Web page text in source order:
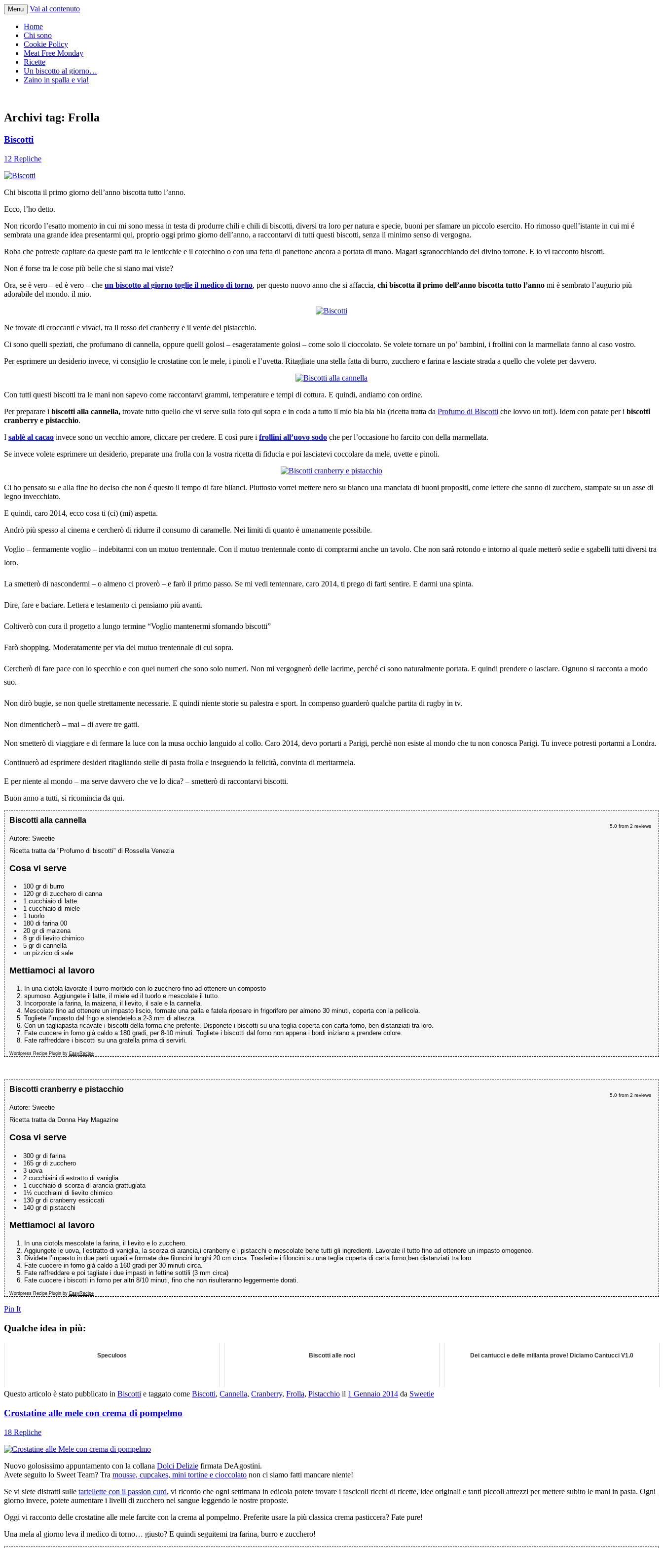
Menu Vai al contenuto
Home
Chi sono
Cookie Policy
Meat Free Monday
Ricette
Un biscotto al giorno…
Zaino in spalla e via!
Archivi tag: Frolla
Biscotti
12 Repliche
Chi biscotta il primo giorno dell’anno biscotta tutto l’anno.
Ecco, l’ho detto.
Non ricordo l’esatto momento in cui mi sono messa in testa di produrre chili e chili di biscotti, diversi tra loro per natura e specie, buoni per sfamare un piccolo esercito. Ho rimosso quell’istante in cui mi é
sembrata una grande idea presentarmi qui, proprio oggi primo giorno dell’anno, a raccontarvi di tutti questi biscotti, senza il minimo senso di vergogna.
Roba che potreste capitare da queste parti tra le lenticchie e il cotechino o con una fetta di panettone ancora a portata di mano. Magari sgranocchiando del divino torrone. E io vi racconto biscotti.
Non é forse tra le cose più belle che si siano mai viste?
Ora, se è vero – ed è vero – che un biscotto al giorno toglie il medico di torno, per questo nuovo anno che si affaccia, chi biscotta il primo dell’anno biscotta tutto l’anno mi è sembrato l’augurio più
adorabile del mondo. il mio.
Ne trovate di croccanti e vivaci, tra il rosso dei cranberry e il verde del pistacchio.
Ci sono quelli speziati, che profumano di cannella, oppure quelli golosi – esageratamente golosi – come solo il cioccolato. Se volete tornare un po’ bambini, i frollini con la marmellata fanno al caso vostro.
Per esprimere un desiderio invece, vi consiglio le crostatine con le mele, i pinoli e l’uvetta. Ritagliate una stella fatta di burro, zucchero e farina e lasciate strada a quello che volete per davvero.
Con tutti questi biscotti tra le mani non sapevo come raccontarvi grammi, temperature e tempi di cottura. E quindi, andiamo con ordine.
Per preparare i biscotti alla cannella, trovate tutto quello che vi serve sulla foto qui sopra e in coda a tutto il mio bla bla bla (ricetta tratta da Profumo di Biscotti che lovvo un tot!). Idem con patate per i biscotti
cranberry e pistacchio.
I sablè al cacao invece sono un vecchio amore, cliccare per credere. E così pure i frollini all’uovo sodo che per l’occasione ho farcito con della marmellata.
Se invece volete esprimere un desiderio, preparate una frolla con la vostra ricetta di fiducia e poi lasciatevi coccolare da mele, uvette e pinoli.
Ci ho pensato su e alla fine ho deciso che non é questo il tempo di fare bilanci. Piuttosto vorrei mettere nero su bianco una manciata di buoni propositi, come lettere che sanno di zucchero, stampate su un asse di
legno invecchiato.
E quindi, caro 2014, ecco cosa ti (ci) (mi) aspetta.
Andrò più spesso al cinema e cercherò di ridurre il consumo di caramelle. Nei limiti di quanto è umanamente possibile.
Voglio – fermamente voglio – indebitarmi con un mutuo trentennale. Con il mutuo trentennale conto di comprarmi anche un tavolo. Che non sarà rotondo e intorno al quale metterò sedie e sgabelli tutti diversi tra
loro.
La smetterò di nascondermi – o almeno ci proverò – e farò il primo passo. Se mi vedi tentennare, caro 2014, ti prego di farti sentire. E darmi una spinta.
Dire, fare e baciare. Lettera e testamento ci pensiamo più avanti.
Coltiverò con cura il progetto a lungo termine “Voglio mantenermi sfornando biscotti”
Farò shopping. Moderatamente per via del mutuo trentennale di cui sopra.
Cercherò di fare pace con lo specchio e con quei numeri che sono solo numeri. Non mi vergognerò delle lacrime, perché ci sono naturalmente portata. E quindi prendere o lasciare. Ognuno si racconta a modo
suo.
Non dirò bugie, se non quelle strettamente necessarie. E quindi niente storie su palestra e sport. In compenso guarderò qualche partita di rugby in tv.
Non dimenticherò – mai – di avere tre gatti.
Non smetterò di viaggiare e di fermare la luce con la musa occhio languido al collo. Caro 2014, devo portarti a Parigi, perchè non esiste al mondo che tu non conosca Parigi. Tu invece potresti portarmi a Londra.
Continuerò ad esprimere desideri ritagliando stelle di pasta frolla e inseguendo la felicità, convinta di meritarmela.
E per niente al mondo – ma serve davvero che ve lo dica? – smetterò di raccontarvi biscotti.
Buon anno a tutti, si ricomincia da qui.
5.0from 2 reviews
Biscotti alla cannella
Autore: Sweetie
Ricetta tratta da "Profumo di biscotti" di Rossella Venezia
Cosa vi serve
100 gr di burro
120 gr di zucchero di canna
1 cucchiaio di latte
1 cucchiaio di miele
1 tuorlo
180 di farina 00
20 gr di maizena
8 gr di lievito chimico
5 gr di cannella
un pizzico di sale
Mettiamoci al lavoro
In una ciotola lavorate il burro morbido con lo zucchero fino ad ottenere un composto
spumoso. Aggiungete il latte, il miele ed il tuorlo e mescolate il tutto.
Incorporate la farina, la maizena, il lievito, il sale e la cannella.
Mescolate fino ad ottenere un impasto liscio, formate una palla e fatela riposare in frigorifero per almeno 30 minuti, coperta con la pellicola.
Togliete l’impasto dal frigo e stendetelo a 2-3 mm di altezza.
Con un tagliapasta ricavate i biscotti della forma che preferite. Disponete i biscotti su una teglia coperta con carta forno, ben distanziati tra loro.
Fate cuocere in forno già caldo a 180 gradi, per 8-10 minuti. Togliete i biscotti dal forno non appena i bordi iniziano a prendere colore.
Fate raffreddare i biscotti su una gratella prima di servirli.
Wordpress Recipe Plugin by EasyRecipe
5.0from 2 reviews
Biscotti cranberry e pistacchio
Autore: Sweetie
Ricetta tratta da Donna Hay Magazine
Cosa vi serve
300 gr di farina
165 gr di zucchero
3 uova
2 cucchiaini di estratto di vaniglia
1 cucchiaio di scorza di arancia grattugiata
1½ cucchiaini di lievito chimico
130 gr di cranberry essiccati
140 gr di pistacchi
Mettiamoci al lavoro
In una ciotola mescolate la farina, il lievito e lo zucchero.
Aggiungete le uova, l’estratto di vaniglia, la scorza di arancia,i cranberry e i pistacchi e mescolate bene tutti gli ingredienti. Lavorate il tutto fino ad ottenere un impasto omogeneo.
Dividete l’impasto in due parti uguali e formate due filoncini lunghi 20 cm circa. Trasferite i filoncini su una teglia coperta di carta forno,ben distanziati tra loro.
Fate cuocere in forno già caldo a 160 gradi per 30 minuti circa.
Fate raffreddare e poi tagliate i due impasti in fettine sottili (3 mm circa)
Fate cuocere i biscotti in forno per altri 8/10 minuti, fino che non risulteranno leggermente dorati.
Wordpress Recipe Plugin by EasyRecipe
Pin It
Qualche idea in più:
Speculoos Biscotti alle noci Dei cantucci e delle millanta prove! Diciamo Cantucci V1.0
Questo articolo è stato pubblicato in Biscotti e taggato come Biscotti, Cannella, Cranberry, Frolla, Pistacchio il 1 Gennaio 2014 da Sweetie
Crostatine alle mele con crema di pompelmo
18 Repliche
Nuovo golosissimo appuntamento con la collana Dolci Delizie firmata DeAgostini.
Avete seguito lo Sweet Team? Tra mousse, cupcakes, mini tortine e cioccolato non ci siamo fatti mancare niente!
Se vi siete distratti sulle tartellette con il passion curd, vi ricordo che ogni settimana in edicola potete trovare i fascicoli ricchi di ricette, idee originali e tanti piccoli attrezzi per mettere subito le mani in pasta. Ogni
giorno invece, potete aumentare i livelli di zucchero nel sangue leggendo le nostre proposte.
Oggi vi racconto delle crostatine alle mele farcite con la crema al pompelmo. Preferite usare la più classica crema pasticcera? Fate pure!
Una mela al giorno leva il medico di torno… giusto? E quindi seguitemi tra farina, burro e zucchero!